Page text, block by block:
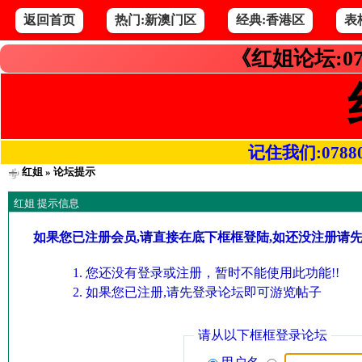
返回首页 热门:新澳门区 经典:香港区 表
《红姐论坛
记住我们
红姐» 论坛提示
红姐 提示信息
如果您已注册会员,请直接在底下框框登陆,如还没注册请
您还没有登录或注册，暂时不能使用此功能!!
如果您已注册,请先登录论坛即可游览帖子
请从以下框框登录论坛